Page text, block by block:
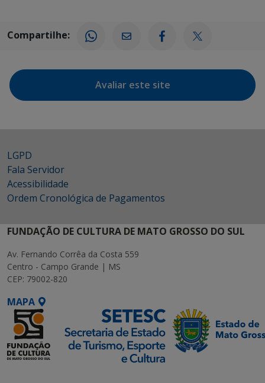
Compartilhe:
Avaliar este site
LGPD
Fala Servidor
Acessibilidade
Ordem Cronológica de Pagamentos
FUNDAÇÃO DE CULTURA DE MATO GROSSO DO SUL
Av. Fernando Corrêa da Costa 559
Centro - Campo Grande | MS
CEP: 79002-820
MAPA